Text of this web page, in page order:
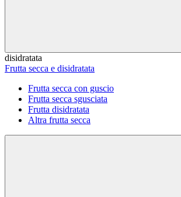
disidratata
Frutta secca e disidratata
Frutta secca con guscio
Frutta secca sgusciata
Frutta disidratata
Altra frutta secca